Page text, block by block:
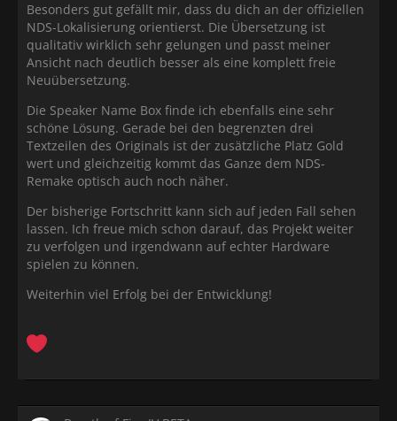
Besonders gut gefällt mir, dass du dich an der offiziellen
NDS-Lokalisierung orientierst. Die Übersetzung ist
qualitativ wirklich sehr gelungen und passt meiner
Ansicht nach deutlich besser als eine komplett freie
Neuübersetzung.
Die Speaker Name Box finde ich ebenfalls eine sehr
schöne Lösung. Gerade bei den begrenzten drei
Textzeilen des Originals ist der zusätzliche Platz Gold
wert und gleichzeitig kommt das Ganze dem NDS-
Remake optisch auch noch näher.
Der bisherige Fortschritt kann sich auf jeden Fall sehen
lassen. Ich freue mich schon darauf, das Projekt weiter
zu verfolgen und irgendwann auf echter Hardware
spielen zu können.
Weiterhin viel Erfolg bei der Entwicklung!